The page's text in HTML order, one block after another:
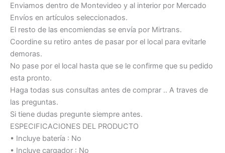
Enviamos dentro de Montevideo y al interior por Mercado
Envíos en artículos seleccionados.
El resto de las encomiendas se envía por Mirtrans.
Coordine su retiro antes de pasar por el local para evitarle
demoras.
No pase por el local hasta que se le confirme que su pedido
esta pronto.
Haga todas sus consultas antes de comprar .. A traves de
las preguntas.
Si tiene dudas pregunte siempre antes.
ESPECIFICACIONES DEL PRODUCTO
• Incluye batería : No
• Incluye cargador : No